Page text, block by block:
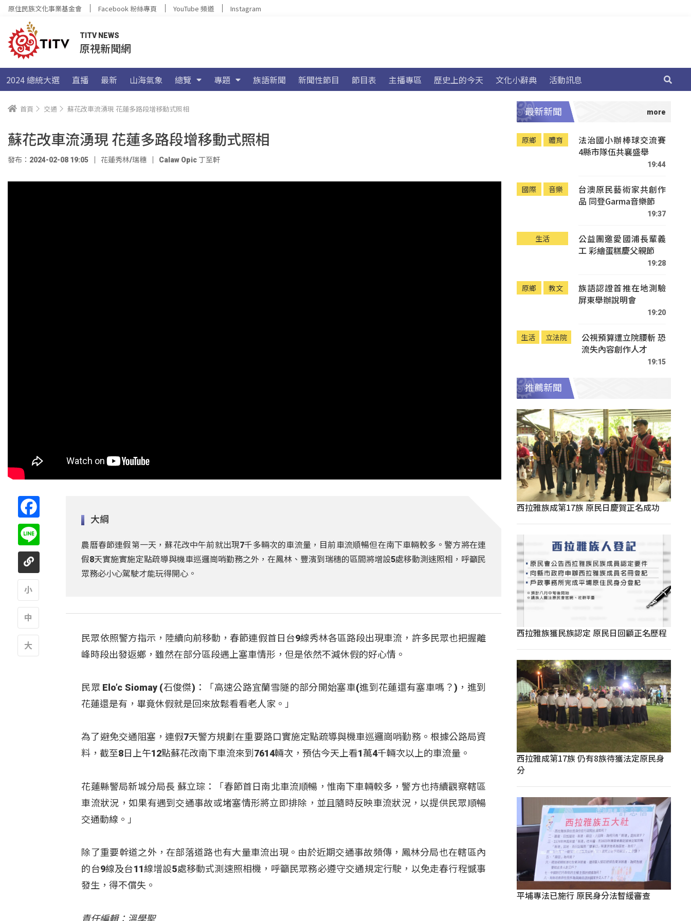
原住民族文化事業基金會 Facebook 粉絲專頁 YouTube 頻道 Instagram
TITV NEWS
原視新聞網
2024 總統大選 直播 最新 山海氣象 總覽 專題 族語新聞 新聞性節目 節目表 主播專區 歷史上的今天 文化小辭典 活動訊息
首頁 交通 蘇花改車流湧現 花蓮多路段增移動式照相
蘇花改車流湧現 花蓮多路段增移動式照相
發布：2024-02-08 19:05 花蓮秀林/瑞穗 Calaw Opic 丁至軒
大綱
農曆春節連假第一天，蘇花改中午前就出現7千多輛次的車流量，目前車流順暢但在南下車輛較多。警方將在連
假8天實施實施定點疏導與機車巡邏崗哨勤務之外，在鳳林、豐濱到瑞穗的區間將增設5處移動測速照相，呼籲民
眾務必小心駕駛才能玩得開心。
民眾依照警方指示，陸續向前移動，春節連假首日台9線秀林各區路段出現車流，許多民眾也把握離
峰時段出發返鄉，雖然在部分區段遇上塞車情形，但是依然不減休假的好心情。
民眾 Elo’c Siomay (石俊傑)：「高速公路宜蘭雪隧的部分開始塞車(進到花蓮還有塞車嗎？)，進到
花蓮還是有，畢竟休假就是回來放鬆看看老人家。」
為了避免交通阻塞，連假7天警方規劃在重要路口實施定點疏導與機車巡邏崗哨勤務。根據公路局資
料，截至8日上午12點蘇花改南下車流來到7614輛次，預估今天上看1萬4千輛次以上的車流量。
花蓮縣警局新城分局長 蘇立琮：「春節首日南北車流順暢，惟南下車輛較多，警方也持續觀察轄區
車流狀況，如果有遇到交通事故或堵塞情形將立即排除，並且隨時反映車流狀況，以提供民眾順暢
交通動線。」
除了重要幹道之外，在部落道路也有大量車流出現。由於近期交通事故頻傳，鳳林分局也在轄區內
的台9線及台11線增設5處移動式測速照相機，呼籲民眾務必遵守交通規定行駛，以免走春行程憾事
發生，得不償失。
責任編輯：溫學聖
最新新聞
原鄉 體育
法治國小辦棒球交流賽
4縣市隊伍共襄盛舉
19:44
國際 音樂
台澳原民藝術家共創作
品 同登Garma音樂節
19:37
生活
公益團邀愛國浦長輩義
工 彩繪蛋糕慶父親節
19:28
原鄉 教文
族語認證首推在地測驗
屏東舉辦說明會
19:20
生活 立法院
公視預算遭立院腰斬 恐
流失內容創作人才
19:15
推薦新聞
西拉雅族成第17族 原民日慶賀正名成功
西拉雅族獲民族認定 原民日回顧正名歷程
西拉雅成第17族 仍有8族待獲法定原民身
分
平埔專法已施行 原民身分法暫緩審查